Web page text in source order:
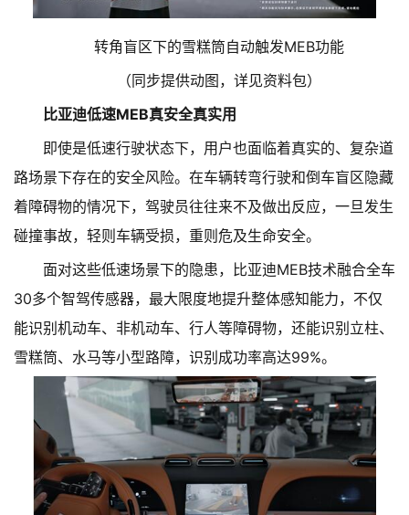
转角盲区下的雪糕筒自动触发MEB功能
（同步提供动图，详见资料包）
比亚迪低速MEB真安全真实用
即使是低速行驶状态下，用户也面临着真实的、复杂道
路场景下存在的安全风险。在车辆转弯行驶和倒车盲区隐藏
着障碍物的情况下，驾驶员往往来不及做出反应，一旦发生
碰撞事故，轻则车辆受损，重则危及生命安全。
面对这些低速场景下的隐患，比亚迪MEB技术融合全车
30多个智驾传感器，最大限度地提升整体感知能力，不仅
能识别机动车、非机动车、行人等障碍物，还能识别立柱、
雪糕筒、水马等小型路障，识别成功率高达99%。